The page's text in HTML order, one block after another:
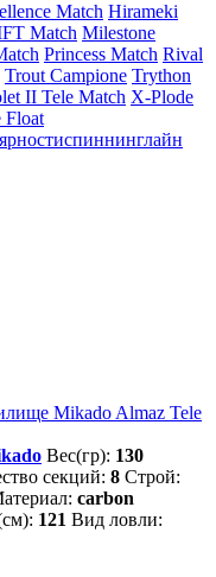
Match Hirameki
Match Milestone
Princess Match Rival
Trout Campione Trython
II Tele Match X-Plode
Float
спиннинглайн
Mikado Almaz Tele
Вес(гр): 130
секций: 8 Строй:
carbon
121 Вид ловли: